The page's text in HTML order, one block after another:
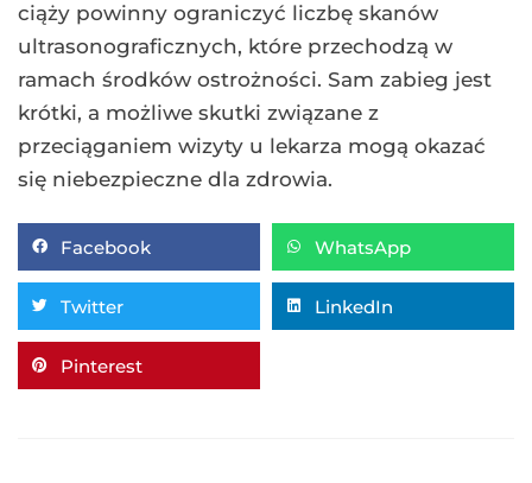
ciąży powinny ograniczyć liczbę skanów
ultrasonograficznych, które przechodzą w
ramach środków ostrożności. Sam zabieg jest
krótki, a możliwe skutki związane z
przeciąganiem wizyty u lekarza mogą okazać
się niebezpieczne dla zdrowia.
Facebook WhatsApp
Twitter LinkedIn
Pinterest